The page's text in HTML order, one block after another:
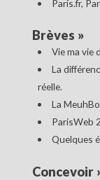
Paris.fr,
Brèves »
Vie ma vie
La
réelle.
La
ParisWeb
Quelques
Concevoir